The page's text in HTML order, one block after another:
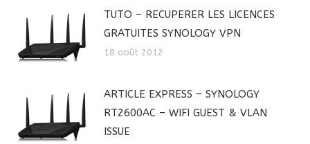
TUTO – RECUPERER LES LICENCES
GRATUITES SYNOLOGY VPN
18 août 2012
ARTICLE EXPRESS – SYNOLOGY
RT2600AC – WIFI GUEST & VLAN
ISSUE